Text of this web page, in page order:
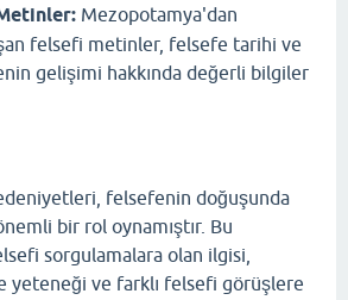
Mezopotamya'dan
felsefi metinler, felsefe tarihi ve
gelişimi hakkında değerli bilgiler
felsefenin doğuşunda
bir rol oynamıştır. Bu
sorgulamalara olan ilgisi,
yeteneği ve farklı felsefi görüşlere